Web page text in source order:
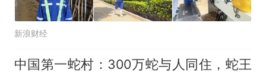
新浪财经
中国第一蛇村：300万蛇与人同住，蛇王